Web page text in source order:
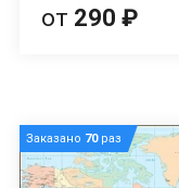
от 290 ₽
Заказано 70раз